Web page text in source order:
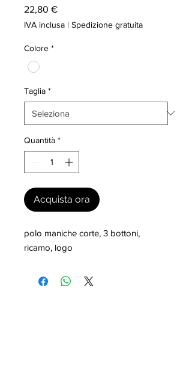
22,80 €Prezzo
IVA inclusa | Spedizione gratuita
Colore *
Taglia *
Quantità *
Acquista ora
polo maniche corte, 3 bottoni,
ricamo, logo